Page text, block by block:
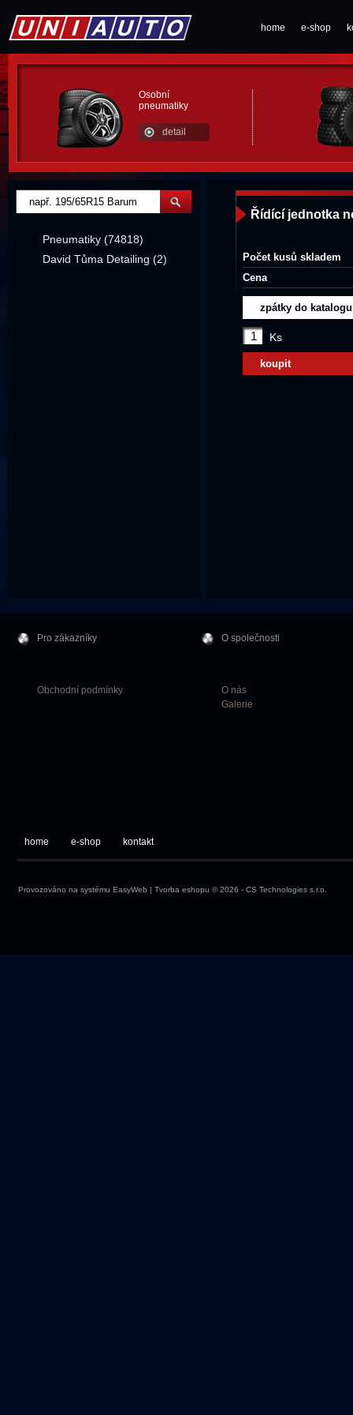
home e-shop
Osobní
pneumatiky
detail
Řídící jednotka
Počet kusů skladem
Cena
zpátky do katalogu
Ks
koupit
Pneumatiky (74818)
David Tůma Detailing (2)
Pro zákazníky
Obchodní podmínky
O společnosti
O nás
Galerie
home e-shop kontakt
Provozováno na systému EasyWeb | Tvorba eshopu © 2026 - CS Technologies s.r.o.